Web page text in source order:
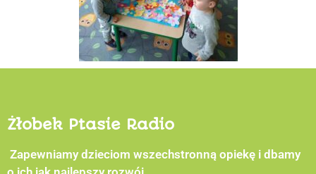
Żłobek Ptasie Radio
Zapewniamy dzieciom wszechstronną opiekę i dbamy